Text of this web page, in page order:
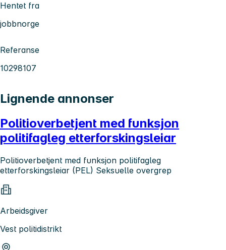
Hentet fra
jobbnorge
Referanse
10298107
Lignende annonser
Politioverbetjent med funksjon
politifagleg etterforskingsleiar
Politioverbetjent med funksjon politifagleg
etterforskingsleiar (PEL) Seksuelle overgrep
Arbeidsgiver
Vest politidistrikt